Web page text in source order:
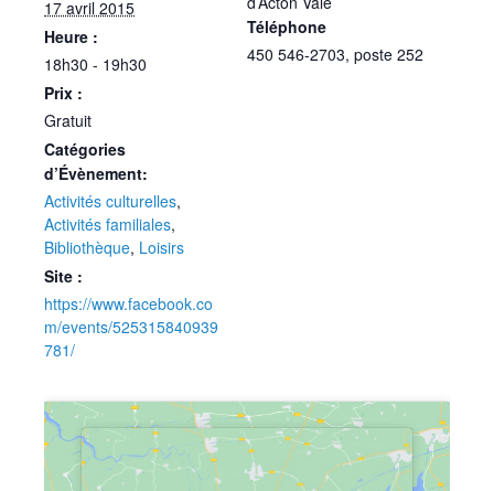
17 avril 2015
Heure :
18h30 - 19h30
Prix :
Gratuit
Catégories
d’Évènement:
Activités culturelles,
Activités familiales,
Bibliothèque, Loisirs
Site :
https://www.facebook.co
m/events/525315840939
781/
Téléphone
450 546-2703, poste 252